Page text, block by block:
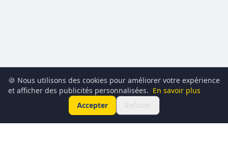
🍪 Nous utilisons des cookies pour améliorer votre expérience
et afficher des publicités personnalisées. En savoir plus
Accepter
Refuser